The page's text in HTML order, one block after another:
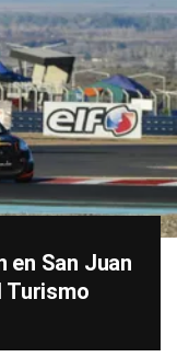
en San Juan
Turismo